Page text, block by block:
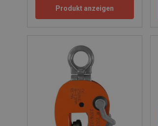
Produkt anzeigen